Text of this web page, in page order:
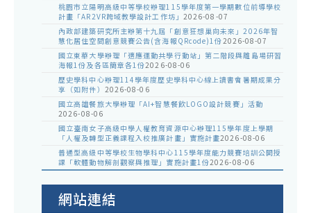
桃園市立陽明高級中等學校辦理115學年度第一學期數位前導學校
計畫「AR2VR跨域教學設計工作坊」 2026-08-07
內政部建築研究所主辦第十九屆「創意狂想巢向未來」2026年智
慧化居住空間創意競賽公告(含海報QRcode)1份2026-08-07
國立東華大學辦理「適應運動共學行動站」第二階段與離島場研習
海報1份及各區簡章各1份2026-08-06
歷史學科中心辦理114學年度歷史學科中心線上讀書會暑期成果分
享（如附件） 2026-08-06
國立高雄餐旅大學辦理「AI+智慧餐飲LOGO設計競賽」活動
2026-08-06
國立臺南女子高級中學人權教育資源中心辦理115學年度上學期
「人權及轉型正義課程入校推廣計畫」實施計畫2026-08-06
普通型高級中等學校生物學科中心115學年度能力競賽培訓公開授
課「軟體動物解剖觀察與推理」實施計畫1份2026-08-06
網站連結